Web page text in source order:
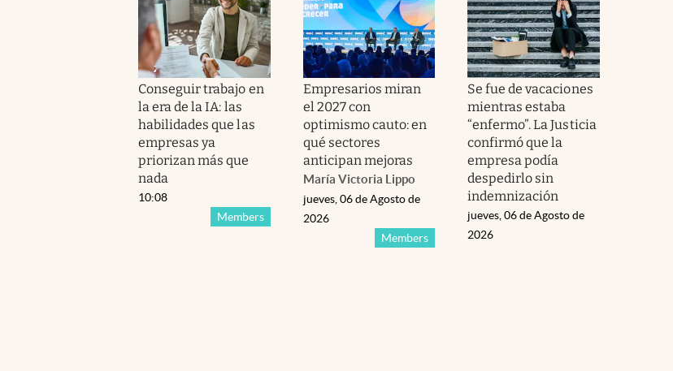
Conseguir trabajo en
la era de la IA: las
habilidades que las
empresas ya
priorizan más que
nada
Members
10:08
Empresarios miran
el 2027 con
optimismo cauto: en
qué sectores
anticipan mejoras
María Victoria Lippo
Members
jueves, 06 de Agosto de
2026
Se fue de vacaciones
mientras estaba
“enfermo”. La Justicia
confirmó que la
empresa podía
despedirlo sin
indemnización
jueves, 06 de Agosto de
2026